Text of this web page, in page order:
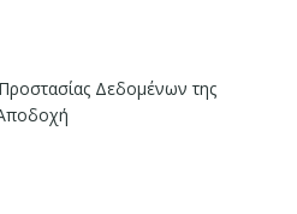
Δεδομένων της